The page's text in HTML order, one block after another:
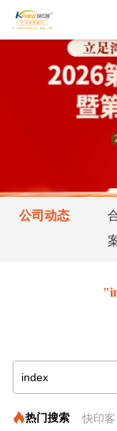
公司动态
热门搜索 快印客